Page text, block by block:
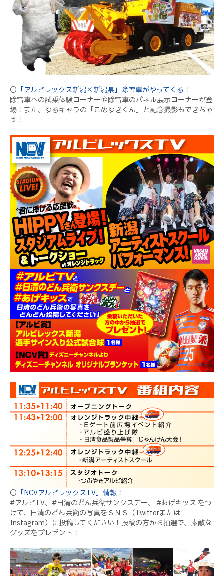
〇 「アルビレックス新潟×新潟県」除雪車がやってくる！
除雪車への試乗体験コーナーや除雪車のパネル展示コーナーが登
場！また、ゆるキャラの「こめゆきくん」と記念撮影もできちゃ
う！
〇 「NCVアルビレックスTV」情報！
#アルビTV、#日清のどん兵衛サンクスデー、 #あげキッス をつ
けて、日清のどん兵衛の写真をＳＮＳ（Twitterまたは
Instagram）に投稿してください！投稿の方から抽選で、素敵な
グッズをプレゼント！